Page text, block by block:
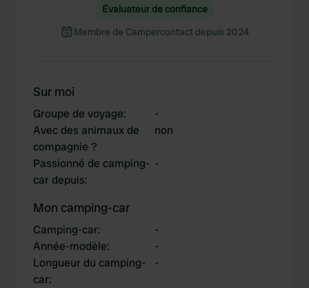
Évaluateur de confiance
Membre de Campercontact depuis 2024
Sur moi
Groupe de voyage:
-
Avec des animaux de
compagnie ?
non
Passionné de camping-
car depuis:
-
Mon camping-car
Camping-car:
-
Année-modèle:
-
Longueur du camping-
car:
-